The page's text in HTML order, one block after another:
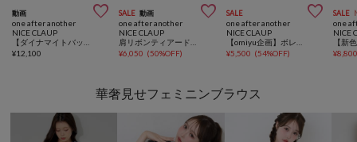
動画 
one after another
NICE CLAUP
【ダイナマイトバッグ対象】サイドカットリボンロングキャミワンピース
¥12,100
SALE 動画 
one after another
NICE CLAUP
肩リボンティアードロングキャミワンピ
¥6,050 (50%OFF)
SALE 
one after another
NICE CLAUP
【omiyu企画】ボレロセットバックリボンワンピース
¥5,500 (54%OFF)
SALE
one
NICE
¥
華奢見せフェミニンブラウス